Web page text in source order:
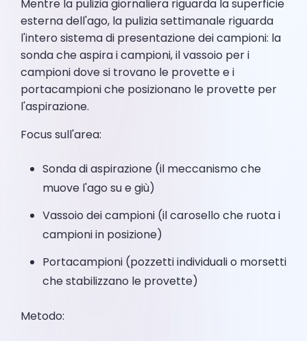
Mentre la pulizia giornaliera riguarda la superficie
esterna dell'ago, la pulizia settimanale riguarda
l'intero sistema di presentazione dei campioni: la
sonda che aspira i campioni, il vassoio per i
campioni dove si trovano le provette e i
portacampioni che posizionano le provette per
l'aspirazione.
Focus sull'area:
Sonda di aspirazione (il meccanismo che
muove l'ago su e giù)
Vassoio dei campioni (il carosello che ruota i
campioni in posizione)
Portacampioni (pozzetti individuali o morsetti
che stabilizzano le provette)
Metodo: